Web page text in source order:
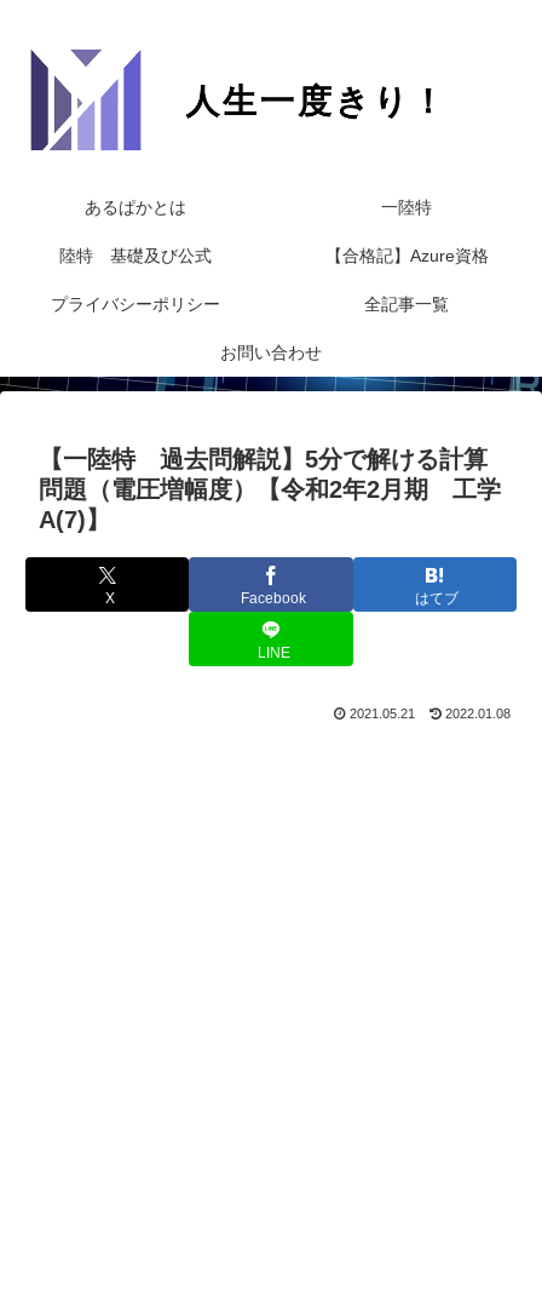
あるぱかとは 一陸特
陸特 基礎及び公式 【合格記】Azure資格
プライバシーポリシー 全記事一覧
お問い合わせ
【一陸特 過去問解説】5分で解ける計算
問題（電圧増幅度）【令和2年2月期 工学
A(7)】
X Facebook はてブ
LINE
2021.05.21 2022.01.08